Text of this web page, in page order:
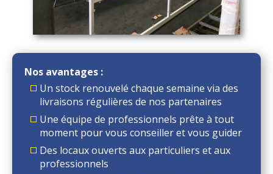
Nos avantages :
Un stock renouvelé chaque semaine via des
livraisons régulières de nos partenaires
Une équipe de professionnels prête à tout
moment pour vous conseiller et vous guider
Des locaux ouverts aux particuliers et aux
professionnels